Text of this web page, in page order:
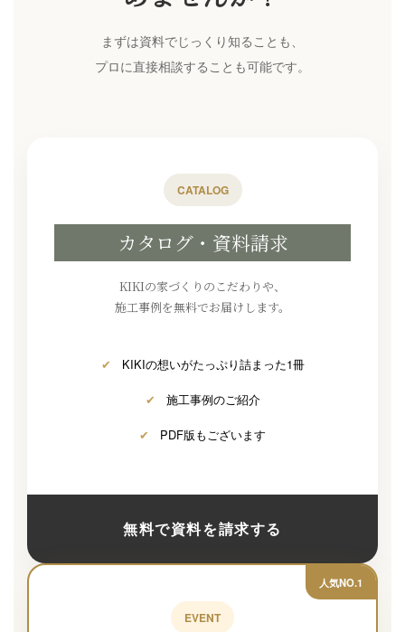
まずは資料でじっくり知ることも、
プロに直接相談することも可能です。
CATALOG
カタログ・資料請求
KIKIの家づくりのこだわりや、
施工事例を無料でお届けします。
✔ KIKIの想いがたっぷり詰まった1冊
✔ 施工事例のご紹介
✔ PDF版もございます
無料で資料を請求する
人気NO.1
EVENT